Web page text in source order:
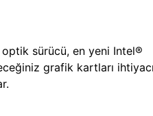
sürücü, en yeni Intel®
grafik kartları